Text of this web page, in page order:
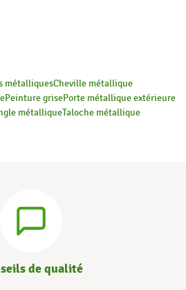
métalliquesCheville métallique
Peinture grisePorte métallique extérieure
métalliqueTaloche métallique
de qualité